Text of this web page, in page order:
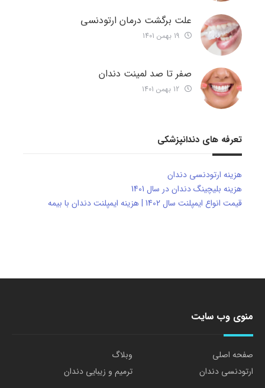
علت برگشت درمان ارتودنسی
صفر تا صد لمینت دندان
تعرفه های دندانپزشکی
هزینه ارتودنسی دندان
هزینه بلیچینگ دندان در سال 1401
قیمت انواع ایمپلنت سال 1402 | هزینه ایمپلنت دندان با بیمه
منوی وب سایت
صفحه اصلی
وبلاگ
ارتودنسی دندان
ترمیم و زیبایی دندان